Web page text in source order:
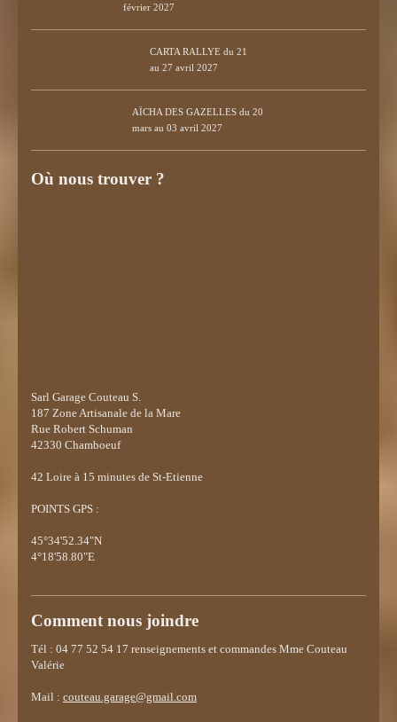
février 2027
CARTA RALLYE du 21
au 27 avril 2027
AÏCHA DES GAZELLES du 20
mars au 03 avril 2027
Où nous trouver ?
Sarl Garage Couteau S.
187 Zone Artisanale de la Mare
Rue Robert Schuman
42330 Chamboeuf
42 Loire à 15 minutes de St-Etienne
POINTS GPS :
45°34'52.34"N
4°18'58.80"E
Comment nous joindre
Tél : 04 77 52 54 17 renseignements et commandes Mme Couteau
Valérie
Mail : couteau.garage@gmail.com